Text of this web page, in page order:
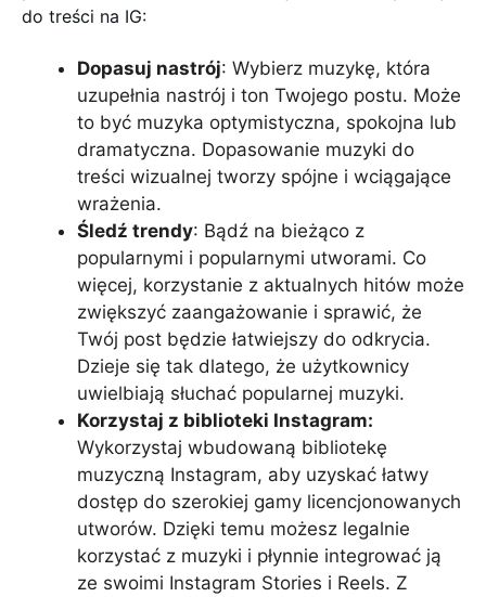
do treści na IG:
Dopasuj nastrój: Wybierz muzykę, która
uzupełnia nastrój i ton Twojego postu. Może
to być muzyka optymistyczna, spokojna lub
dramatyczna. Dopasowanie muzyki do
treści wizualnej tworzy spójne i wciągające
wrażenia.
Śledź trendy: Bądź na bieżąco z
popularnymi i popularnymi utworami. Co
więcej, korzystanie z aktualnych hitów może
zwiększyć zaangażowanie i sprawić, że
Twój post będzie łatwiejszy do odkrycia.
Dzieje się tak dlatego, że użytkownicy
uwielbiają słuchać popularnej muzyki.
Korzystaj z biblioteki Instagram:
Wykorzystaj wbudowaną bibliotekę
muzyczną Instagram, aby uzyskać łatwy
dostęp do szerokiej gamy licencjonowanych
utworów. Dzięki temu możesz legalnie
korzystać z muzyki i płynnie integrować ją
ze swoimi Instagram Stories i Reels. Z